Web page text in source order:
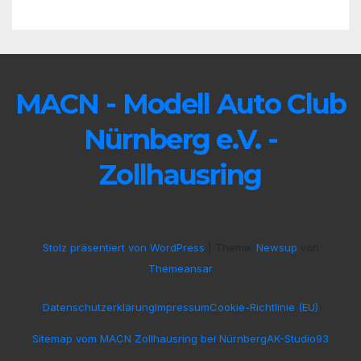
MACN - Modell Auto Club
Nürnberg e.V. -
Zollhausring
Stolz präsentiert von WordPress Newsup
Themeansar
DatenschutzerklärungImpressumCookie-Richtlinie (EU)
Sitemap vom MACN Zollhausring bei NürnbergAK-Studio93